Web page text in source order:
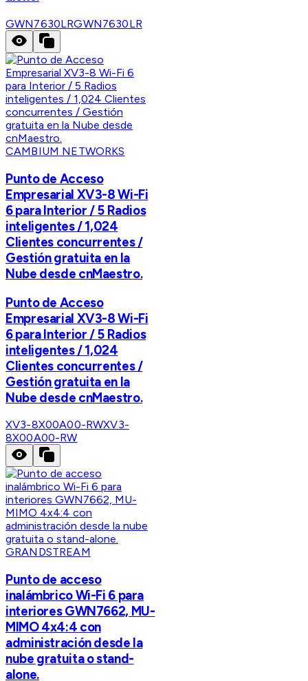
GWN7630LRGWN7630LR
CAMBIUM NETWORKS
Punto de Acceso
Empresarial XV3-8 Wi-Fi
6 para Interior / 5 Radios
inteligentes / 1,024
Clientes concurrentes /
Gestión gratuita en la
Nube desde cnMaestro.
Punto de Acceso
Empresarial XV3-8 Wi-Fi
6 para Interior / 5 Radios
inteligentes / 1,024
Clientes concurrentes /
Gestión gratuita en la
Nube desde cnMaestro.
XV3-8X00A00-RWXV3-
8X00A00-RW
GRANDSTREAM
Punto de acceso
inalámbrico Wi-Fi 6 para
interiores GWN7662, MU-
MIMO 4x4:4 con
administración desde la
nube gratuita o stand-
alone.